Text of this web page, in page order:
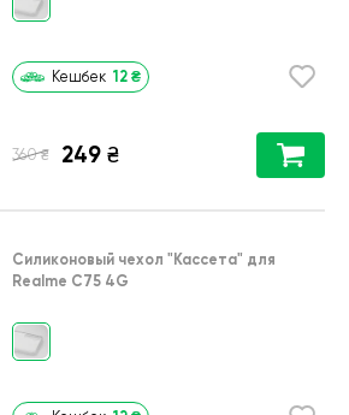
Кешбек 12 ₴
360 ₴ 249 ₴
Силиконовый чехол "Кассета" для
Realme C75 4G